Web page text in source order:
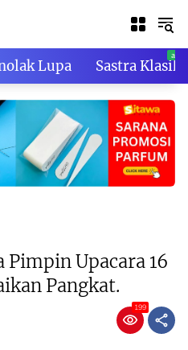
Lupa Sastra Klasik
Pimpin Upacara 16
Pangkat.
199